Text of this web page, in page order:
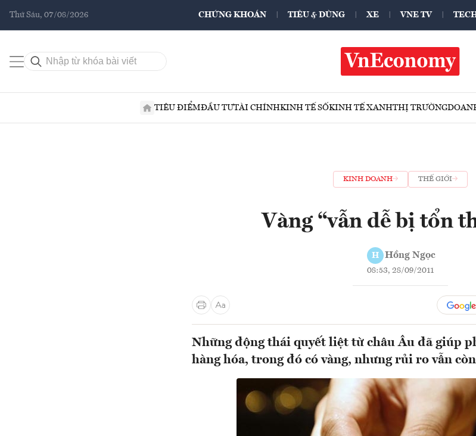
Thứ Sáu, 07/08/2026 CHỨNG KHOÁN TIÊU & DÙNG XE VNE TV
TIÊU ĐIỂMĐẦU TƯTÀI CHÍNHKINH TẾ SỐKINH TẾ XANHTHỊ TRƯỜNG
KINH DOANH THẾ GIỚI
Vàng “vẫn dễ bị tổn
H Hồng Ngọc
08:53, 28/09/2011
Những động thái quyết liệt từ châu Âu đã giúp
hàng hóa, trong đó có vàng, nhưng rủi ro vẫn